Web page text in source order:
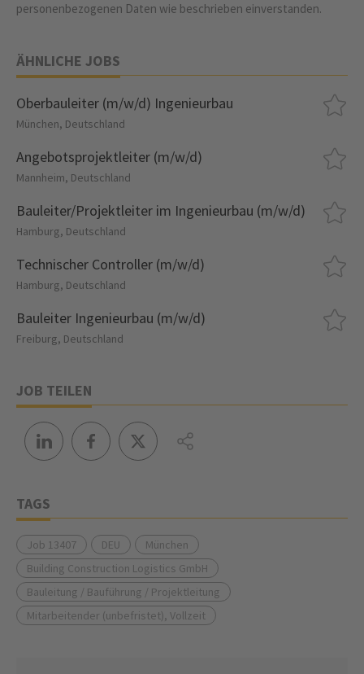
personenbezogenen Daten wie beschrieben einverstanden.
ÄHNLICHE JOBS
Oberbauleiter (m/w/d) Ingenieurbau
München, Deutschland
Angebotsprojektleiter (m/w/d)
Mannheim, Deutschland
Bauleiter/Projektleiter im Ingenieurbau (m/w/d)
Hamburg, Deutschland
Technischer Controller (m/w/d)
Hamburg, Deutschland
Bauleiter Ingenieurbau (m/w/d)
Freiburg, Deutschland
JOB TEILEN
TAGS
Job 13407 DEU
München
Building Construction Logistics GmbH
Bauleitung / Bauführung / Projektleitung
Mitarbeitender (unbefristet), Vollzeit